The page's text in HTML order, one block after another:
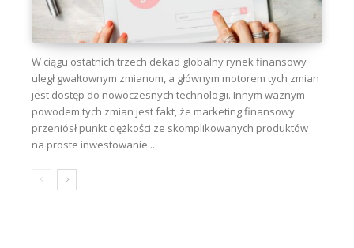
W ciągu ostatnich trzech dekad globalny rynek finansowy
uległ gwałtownym zmianom, a głównym motorem tych zmian
jest dostęp do nowoczesnych technologii. Innym ważnym
powodem tych zmian jest fakt, że marketing finansowy
przeniósł punkt ciężkości ze skomplikowanych produktów
na proste inwestowanie...